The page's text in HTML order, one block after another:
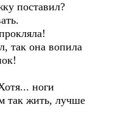
поставил?
так она вопила
ноги
так жить, лучше